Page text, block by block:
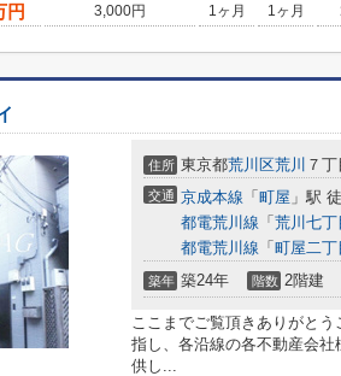
円 3,000円 1ヶ月 1ヶ月
住所 東京都荒川区荒川 ７丁
交通 京成本線 「 町屋 」駅
都電荒川線 「 荒川七丁
都電荒川線 「 町屋二丁
築年 築24年 階数 2階建
ここまでご覧頂きありがと
指し、各沿線の各不動産会
供し...